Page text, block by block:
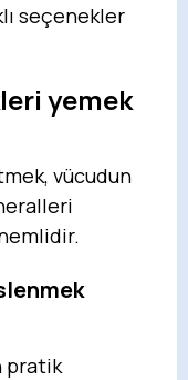
seçenekler
yemek
vücudun
pratik